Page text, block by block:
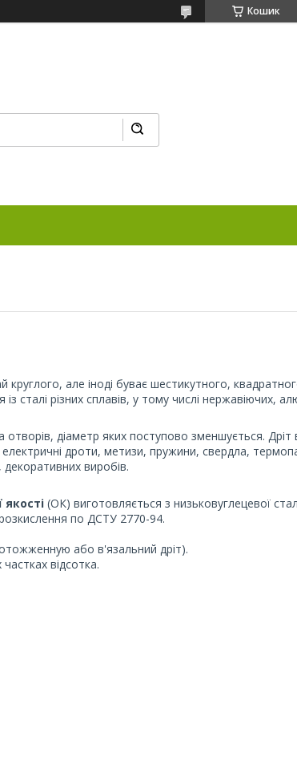
Кошик
але іноді буває шестикутного,
сталі різних сплавів, у тому числі нержавіючих,
отворів, діаметр яких поступово зменшується.
електричні дроти, метизи, пружини, свердла,
виробів.
якості (ОК) виготовляється з низьковуглецевої
по ДСТУ 2770-94.
або в'язальний дріт).
відсотка.